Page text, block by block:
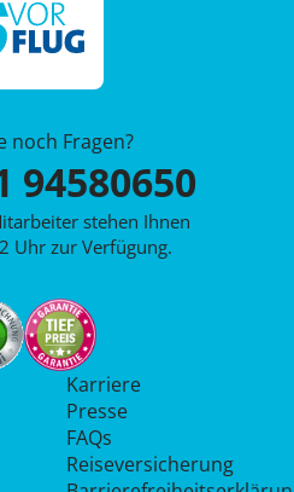
noch Fragen?
94580650
stehen Ihnen
Uhr zur Verfügung.
Karriere
Presse
FAQs
Reiseversicherung